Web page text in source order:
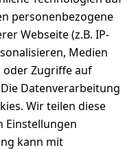
Funktionalität mit
und praktisch
Montageanleitung und
das Wohnling Deko
ganz einfach aufhängen.
personenbezogene
Webseite (z.B. IP-
Medien
Zugriffe auf
Datenverarbeitung
Wir teilen diese
Einstellungen
kann mit